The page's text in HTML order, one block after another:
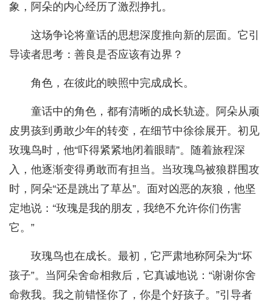
象，阿朵的内心经历了激烈挣扎。
这场争论将童话的思想深度推向新的层面。它引
导读者思考：善良是否应该有边界？
角色，在彼此的映照中完成成长。
童话中的角色，都有清晰的成长轨迹。阿朵从顽
皮男孩到勇敢少年的转变，在细节中徐徐展开。初见
玫瑰鸟时，他“吓得紧紧地闭着眼睛”。随着旅程深
入，他逐渐变得勇敢而有担当。当玫瑰鸟被狼群围攻
时，阿朵“还是跳出了草丛”。面对凶恶的灰狼，他坚
定地说：“玫瑰是我的朋友，我绝不允许你们伤害
它。”
玫瑰鸟也在成长。最初，它严肃地称阿朵为“坏
孩子”。当阿朵舍命相救后，它真诚地说：“谢谢你舍
命救我。我之前错怪你了，你是个好孩子。”引导者